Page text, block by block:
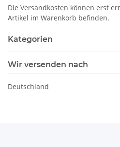
Die Versandkosten können erst
Artikel im Warenkorb befinden.
Kategorien
Wir versenden nach
Deutschland